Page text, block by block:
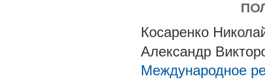
Косаренко
Александр
Международное